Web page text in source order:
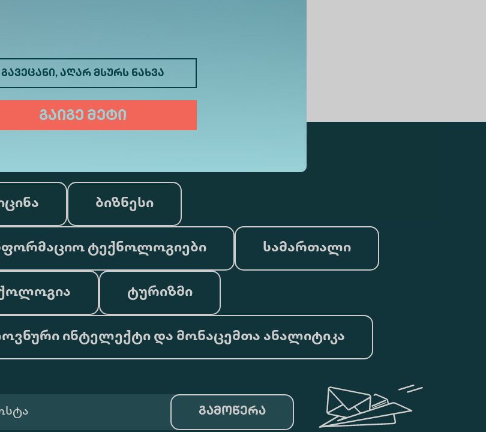
გავეცანი, აღარ მსურს ნახვა
გაიგე მეტი
ბიზნესი
ტექნოლოგიები სამართალი
ტურიზმი
ინტელექტი და მონაცემთა ანალიტიკა
გამოწერა